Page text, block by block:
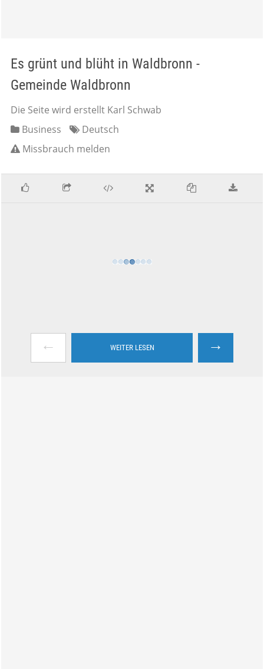
Es grünt und blüht in Waldbronn -
Gemeinde Waldbronn
Die Seite wird erstellt Karl Schwab
Business
Deutsch
Missbrauch melden
← WEITER LESEN →